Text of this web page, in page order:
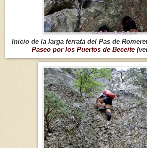
Inicio de la larga ferrata del Pas de
Paseo por los Puertos de Beceite